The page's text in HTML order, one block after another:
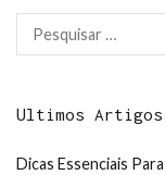
Pesquisar
por:
Ultimos Artigos
Dicas Essenciais